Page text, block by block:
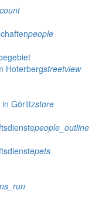
people
Hoterbergstreetview
Görlitzstore
people_outline
pets